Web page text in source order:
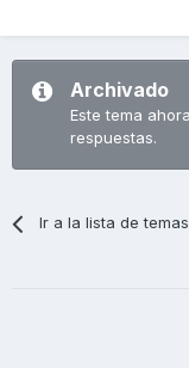
Archivado
Este tema
respuestas.
Ir a la lista de temas